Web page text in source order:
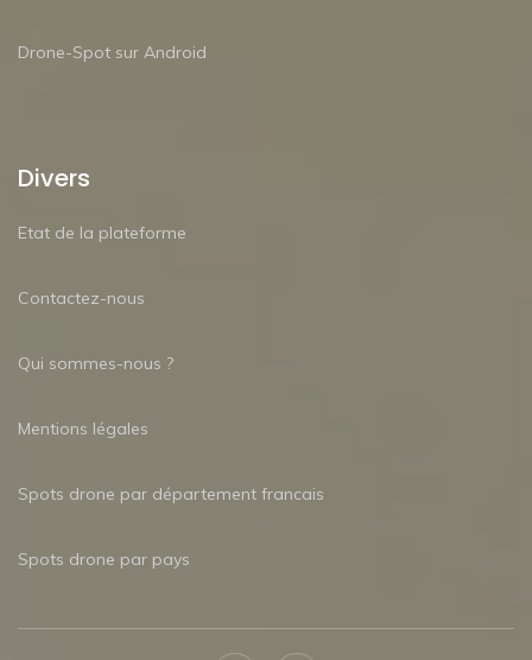
Drone-Spot sur Android
Divers
Etat de la plateforme
Contactez-nous
Qui sommes-nous ?
Mentions légales
Spots drone par département francais
Spots drone par pays